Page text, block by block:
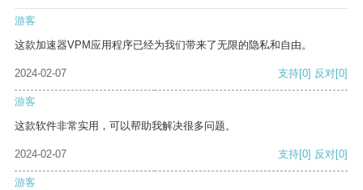
游客
这款加速器VPM应用程序已经为我们带来了无限的隐私和自由。
2024-02-07 支持[0] 反对[0]
游客
这款软件非常实用，可以帮助我解决很多问题。
2024-02-07 支持[0] 反对[0]
游客